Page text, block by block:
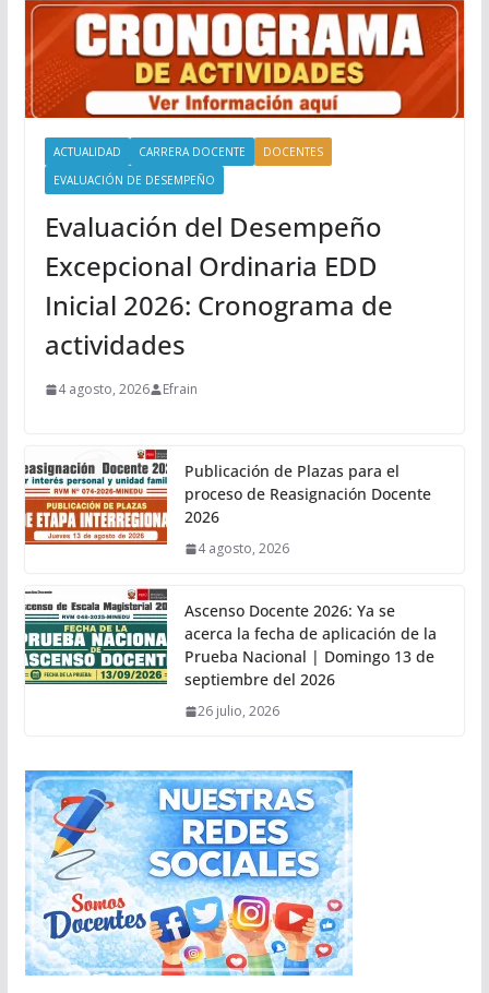
ACTUALIDAD CARRERA DOCENTE
DOCENTES
EVALUACIÓN DE DESEMPEÑO
Evaluación del Desempeño
Excepcional Ordinaria EDD
Inicial 2026: Cronograma de
actividades
4 agosto, 2026 Efrain
Publicación de Plazas para el
proceso de Reasignación Docente
2026
4 agosto, 2026
Ascenso Docente 2026: Ya se
acerca la fecha de aplicación de la
Prueba Nacional | Domingo 13 de
septiembre del 2026
26 julio, 2026